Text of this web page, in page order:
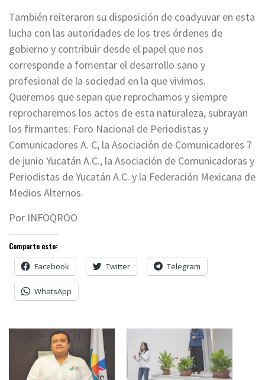
También reiteraron su disposición de coadyuvar en esta
lucha con las autoridades de los tres órdenes de
gobierno y contribuir desde el papel que nos
corresponde a fomentar el desarrollo sano y
profesional de la sociedad en la que vivimos.
Queremos que sepan que reprochamos y siempre
reprocharemos los actos de esta naturaleza, subrayan
los firmantes: Foro Nacional de Periodistas y
Comunicadores A. C, la Asociación de Comunicadores 7
de junio Yucatán A.C., la Asociación de Comunicadoras y
Periodistas de Yucatán A.C. y la Federación Mexicana de
Medios Alternos.
Por INFOQROO
Comparte esto:
Facebook Twitter Telegram
WhatsApp